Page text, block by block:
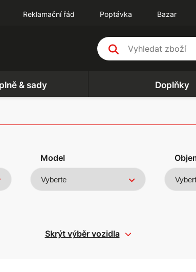
Reklamační řád Poptávka Bazar
& sady Doplňky
Model
Skrýt výběr vozidla